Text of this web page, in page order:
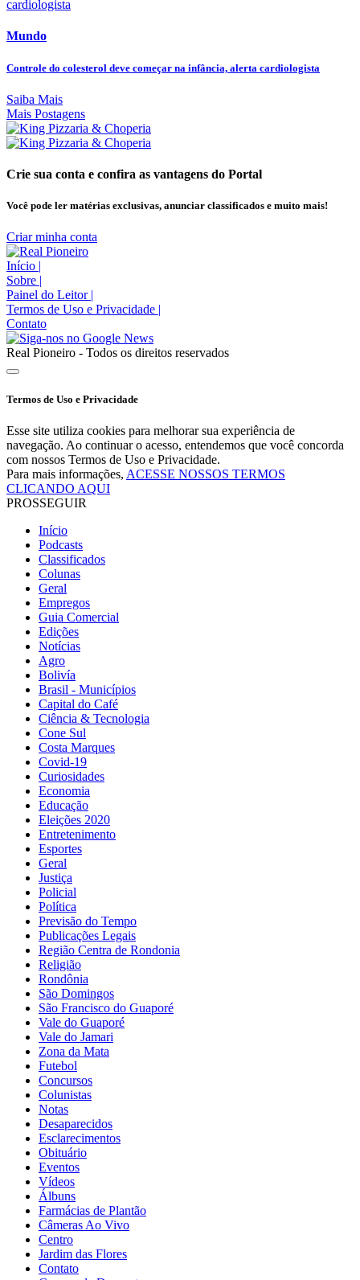
Mundo
Controle do colesterol deve começar na infância, alerta cardiologista
Saiba Mais
Mais Postagens
Crie sua conta e confira as vantagens do Portal
Você pode ler matérias exclusivas, anunciar classificados e muito mais!
Criar minha conta
Início |
Sobre |
Painel do Leitor |
Termos de Uso e Privacidade |
Contato
Real Pioneiro - Todos os direitos reservados
Termos de Uso e Privacidade
Esse site utiliza cookies para melhorar sua experiência de
navegação. Ao continuar o acesso, entendemos que você concorda
com nossos Termos de Uso e Privacidade.
Para mais informações, ACESSE NOSSOS TERMOS
CLICANDO AQUI
PROSSEGUIR
Início
Podcasts
Classificados
Colunas
Geral
Empregos
Guia Comercial
Edições
Notícias
Agro
Bolivía
Brasil - Municípios
Capital do Café
Ciência & Tecnologia
Cone Sul
Costa Marques
Covid-19
Curiosidades
Economia
Educação
Eleições 2020
Entretenimento
Esportes
Geral
Justiça
Policial
Política
Previsão do Tempo
Publicações Legais
Região Centra de Rondonia
Religião
Rondônia
São Domingos
São Francisco do Guaporé
Vale do Guaporé
Vale do Jamari
Zona da Mata
Futebol
Concursos
Colunistas
Notas
Desaparecidos
Esclarecimentos
Obituário
Eventos
Vídeos
Álbuns
Farmácias de Plantão
Câmeras Ao Vivo
Centro
Jardim das Flores
Contato